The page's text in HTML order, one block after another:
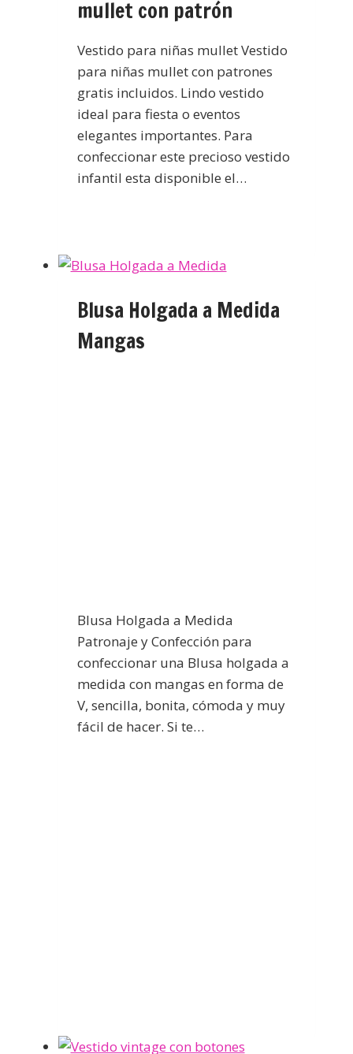
mullet con patrón
Vestido para niñas mullet Vestido
para niñas mullet con patrones
gratis incluidos. Lindo vestido
ideal para fiesta o eventos
elegantes importantes. Para
confeccionar este precioso vestido
infantil esta disponible el…
Blusa Holgada a Medida
Mangas
Blusa Holgada a Medida
Patronaje y Confección para
confeccionar una Blusa holgada a
medida con mangas en forma de
V, sencilla, bonita, cómoda y muy
fácil de hacer. Si te…